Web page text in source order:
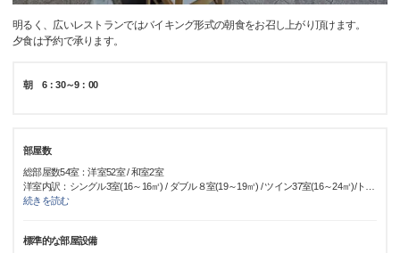
明るく、広いレストランではバイキング形式の朝食をお召し上がり頂けます。
夕食は予約で承ります。
朝 6：30～9：00
部屋数
総部屋数54室：洋室52室 / 和室2室
洋室内訳：シングル3室(16～16㎡) / ダブル８室(19～19㎡) / ツイン37室(16～24㎡)/ト
続きを読む
標準的な部屋設備